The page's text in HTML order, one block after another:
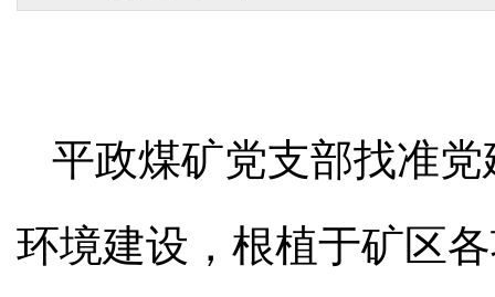
平政煤矿党支部找准
环境建设，根植于矿区